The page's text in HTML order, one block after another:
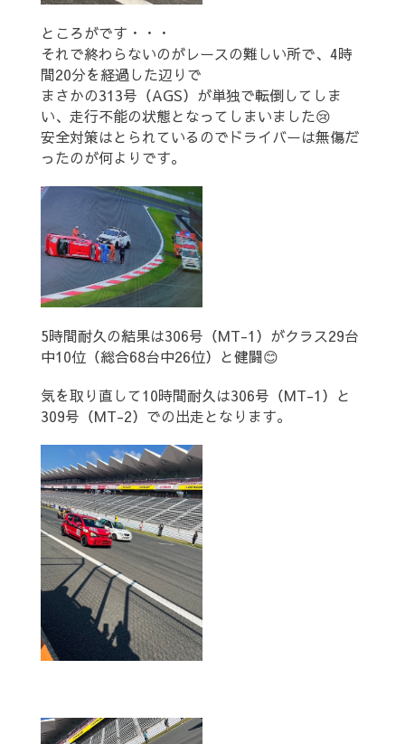
ところがです・・・
それで終わらないのがレースの難しい所で、4時
間20分を経過した辺りで
まさかの313号（AGS）が単独で転倒してしま
い、走行不能の状態となってしまいました😢
安全対策はとられているのでドライバーは無傷だ
ったのが何よりです。
5時間耐久の結果は306号（MT-1）がクラス29台
中10位（総合68台中26位）と健闘😊
気を取り直して10時間耐久は306号（MT-1）と
309号（MT-2）での出走となります。